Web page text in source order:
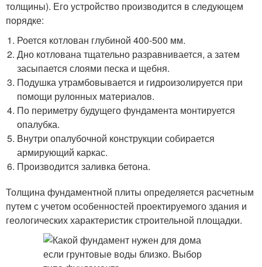
толщины). Его устройство производится в следующем
порядке:
Роется котлован глубиной 400-500 мм.
Дно котлована тщательно разравнивается, а затем
засыпается слоями песка и щебня.
Подушка утрамбовывается и гидроизолируется при
помощи рулонных материалов.
По периметру будущего фундамента монтируется
опалубка.
Внутри опалубочной конструкции собирается
армирующий каркас.
Производится заливка бетона.
Толщина фундаментной плиты определяется расчетным
путем с учетом особенностей проектируемого здания и
геологических характеристик строительной площадки.